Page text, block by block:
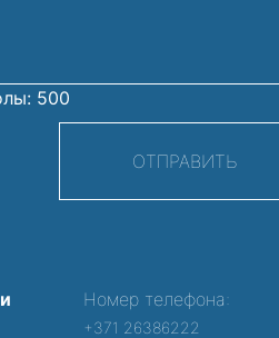
500
ОТПРАВИТЬ
Номер телефона:
+371 26386222